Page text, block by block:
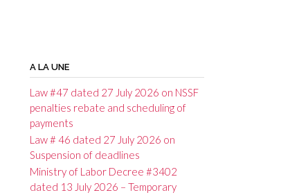
A LA UNE
Law #47 dated 27 July 2026 on NSSF
penalties rebate and scheduling of
payments
Law # 46 dated 27 July 2026 on
Suspension of deadlines
Ministry of Labor Decree #3402
dated 13 July 2026 – Temporary